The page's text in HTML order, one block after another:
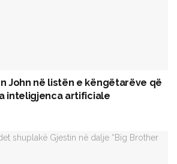
John në listën e këngëtarëve që
inteligjenca artificiale